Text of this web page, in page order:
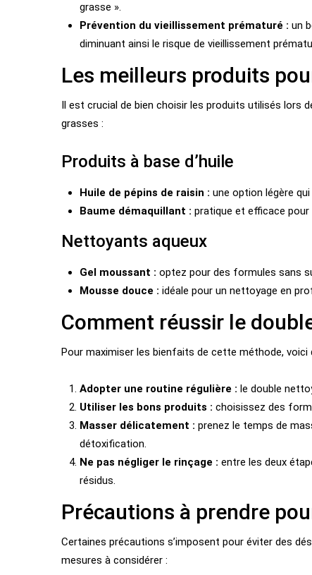
grasse ».
Prévention du vieillissement prématuré : un
diminuant ainsi le risque de vieillissement
Les meilleurs produits
Il est crucial de bien choisir les produits utilisés lors
grasses :
Produits à base d’huile
Huile de pépins de raisin : une option légère
Baume démaquillant : pratique et efficace pour
Nettoyants aqueux
Gel moussant : optez pour des formules sans
Mousse douce : idéale pour un nettoyage en
Comment réussir le
Pour maximiser les bienfaits de cette méthode, voici
Adopter une routine régulière : le double
Utiliser les bons produits : choisissez des
Masser délicatement : prenez le temps de
détoxification.
Ne pas négliger le rinçage : entre les deux
résidus.
Précautions à prendre
Certaines précautions s’imposent pour éviter des
mesures à considérer :